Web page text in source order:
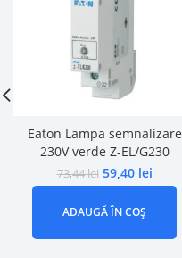
Eaton Lampa semnalizare
230V verde Z-EL/G230
73,44lei 59,40 lei
ADAUGĂ ÎN COȘ